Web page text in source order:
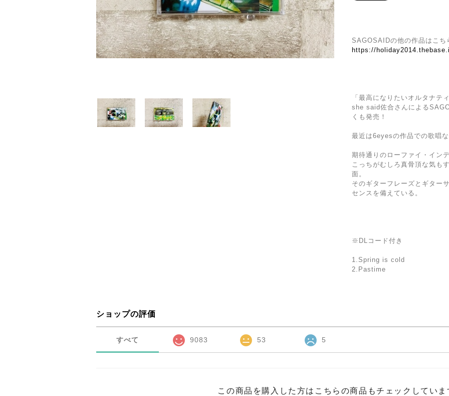
SAGOSAIDの他の作品はこち
https://
「最高になりたいオルタナテ
she said佐合さんによる
くも発売！
最近は6eyesの作品での歌唱
期待通りのローファイ・イン
こっちがむしろ真骨頂な気も
面。
そのギターフレーズとギター
センスを備えている。
※DLコード付き
1.Spring is cold
2.Pastime
ショップの評価
すべて 9083 53 5
この商品を購入した方はこちらの商品もチェックしていま